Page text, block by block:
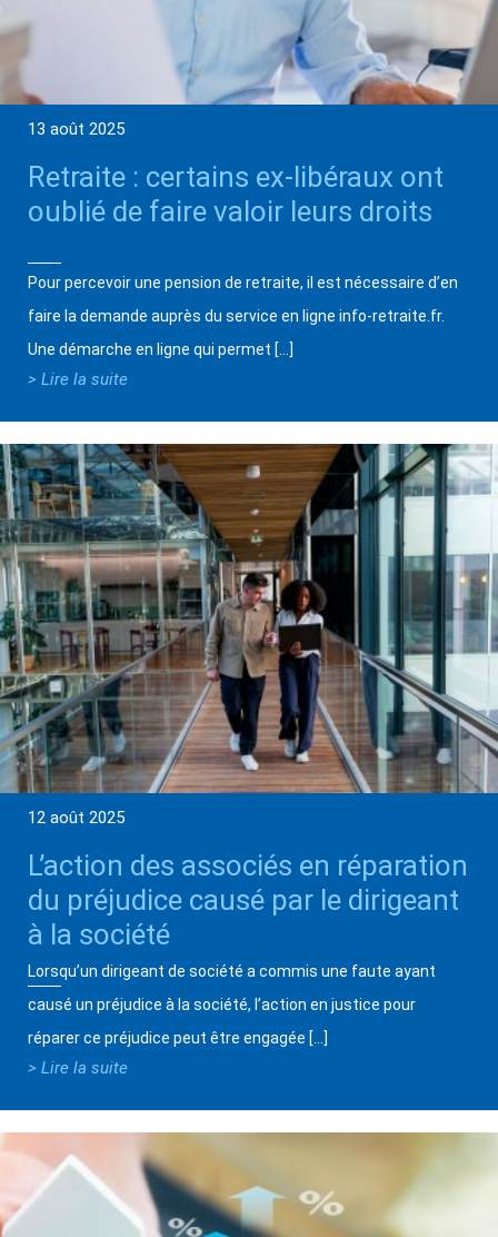
13 août 2025
Retraite : certains ex-libéraux ont
oublié de faire valoir leurs droits
Pour percevoir une pension de retraite, il est nécessaire d’en
faire la demande auprès du service en ligne info-retraite.fr.
Une démarche en ligne qui permet […]
> Lire la suite
12 août 2025
L’action des associés en réparation
du préjudice causé par le dirigeant
à la société
Lorsqu’un dirigeant de société a commis une faute ayant
causé un préjudice à la société, l’action en justice pour
réparer ce préjudice peut être engagée […]
> Lire la suite